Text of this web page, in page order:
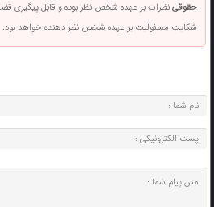
حقوقینظرات بر عهده شخص نظر بوده و قابل پیگیری
شکایت مسئولیت بر عهده شخص نظر دهنده خواهد بود.